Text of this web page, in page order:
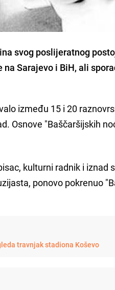
svog poslijeratnog
Sarajevo i BiH, ali
između 15 i 20
Osnove "Baščaršijskih
kulturni radnik i iznad
ponovo pokrenuo
travnjak stadiona Koševo